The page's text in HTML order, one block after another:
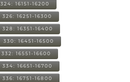
324: 16151-16200
326: 16251-16300
328: 16351-16400
330: 16451-16500
332: 16551-16600
334: 16651-16700
336: 16751-16800